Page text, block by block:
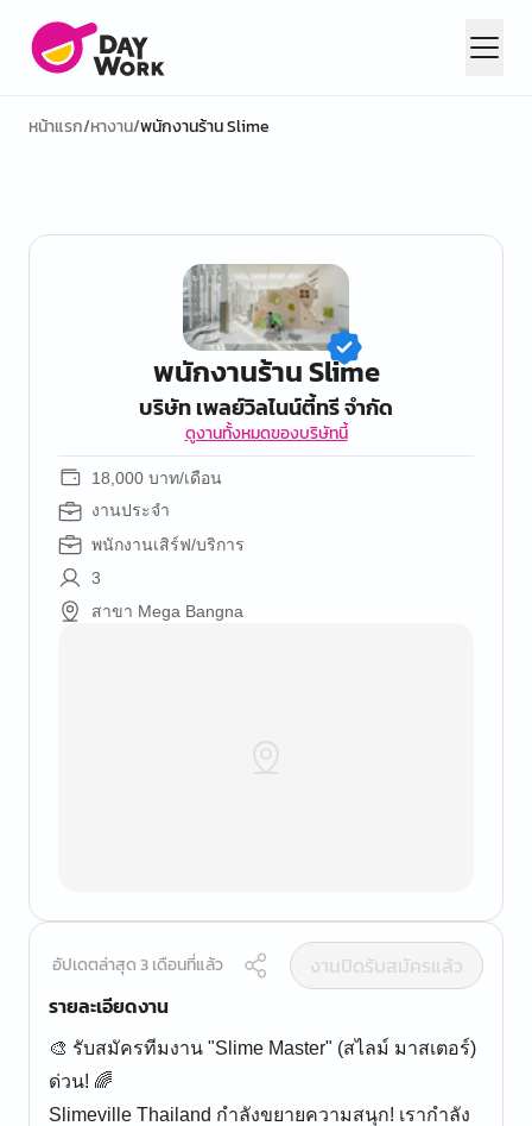
หน้าแรก/หางาน/พนักงานร้าน Slime
พนักงานร้าน Slime
บริษัท เพลย์วิลไนน์ตี้ทรี จำกัด
ดูงานทั้งหมดของบริษัทนี้
18,000 บาท/เดือน
งานประจำ
พนักงานเสิร์ฟ/บริการ
3
สาขา Mega Bangna
อัปเดตล่าสุด 3 เดือนที่แล้ว
งานปิดรับสมัครแล้ว
รายละเอียดงาน
🎨 รับสมัครทีมงาน "Slime Master" (สไลม์ มาสเตอร์)
ด่วน! 🌈
Slimeville Thailand กำลังขยายความสนุก! เรากำลัง